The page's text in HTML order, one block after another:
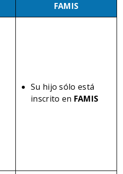
FAMIS
Su hijo sólo está
inscrito en FAMIS